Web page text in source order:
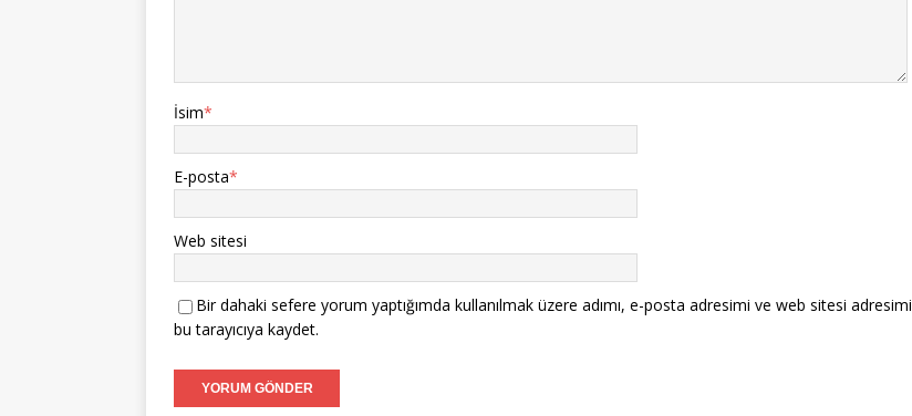
İsim*
E-posta*
Web sitesi
Bir dahaki sefere yorum yaptığımda kullanılmak üzere adımı, e-posta adresimi ve web sitesi adresimi
bu tarayıcıya kaydet.